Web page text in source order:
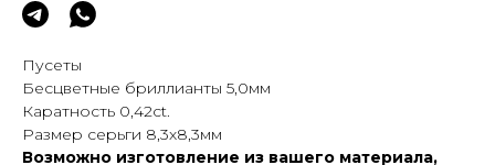
Пусеты
Бесцветные бриллианты 5,0мм
Каратность 0,42сt.
Размер серьги 8,3х8,3мм
Возможно изготовление из вашего материала,